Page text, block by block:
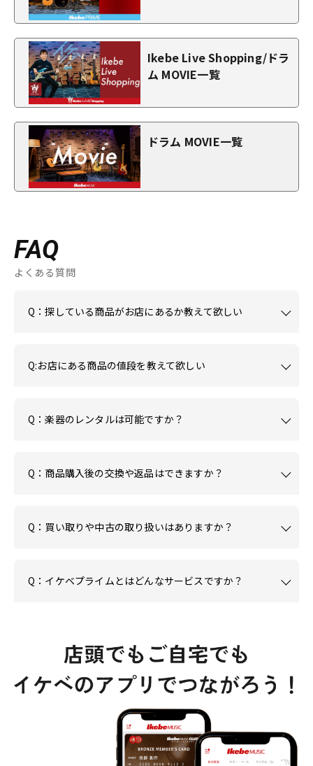
Ikebe Live Shopping/ドラ
ム MOVIE一覧
ドラム MOVIE一覧
FAQ
よくある質問
Q：探している商品がお店にあるか教えて欲しい
Q:お店にある商品の値段を教えて欲しい
Q：楽器のレンタルは可能ですか？
Q：商品購入後の交換や返品はできますか？
Q：買い取りや中古の取り扱いはありますか？
Q：イケベプライムとはどんなサービスですか？